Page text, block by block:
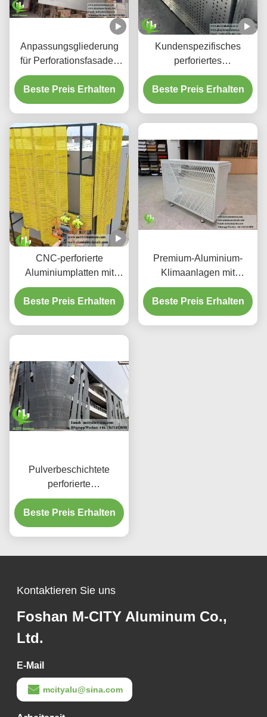
Anpassungsgliederung
für Perforationsfasaden
aus Aluminium und
Bildschirmplatten
Beste Preis Erhalten
Kundenspezifisches
perforiertes
hinterleuchtetes
Aluminium-
Deckensystem mit
Laser-geschnittenen
Mustern
Beste Preis Erhalten
CNC-perforierte
Aluminiumplatten mit
3003 H14/H24-Legierung
und PVDF-Beschichtung
für Fassaden
Beste Preis Erhalten
Premium-Aluminium-
Klimaanlagen mit
dekorativen
Schutzschirmen
Beste Preis Erhalten
Pulverbeschichtete
perforierte
Aluminiumplatte mit
benutzerdefinierten RAL-
Farben und
Mustern für
Beste Preis Erhalten
Kontaktieren Sie uns
Foshan M-CITY Aluminum Co.,
Ltd.
E-Mail
mcityalu@sina.com